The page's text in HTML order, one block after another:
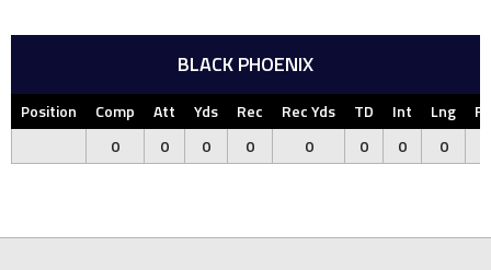
BLACK PHOENIX
Position Comp Att Yds Rec Rec Yds TD Int Lng
0
0 0 0 0 0 0 0